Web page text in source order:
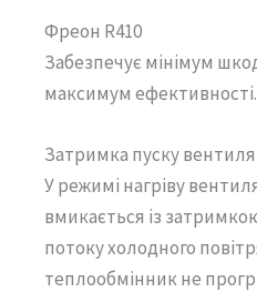
Фреон R410
Забезпечує мінімум
максимум ефективності.
Затримка пуску
У режимі нагріву
вмикається із
потоку холодного
теплообмінник не